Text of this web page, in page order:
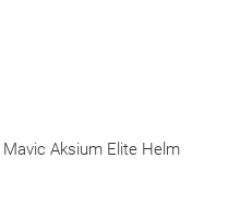
Mavic Aksium Elite Helm